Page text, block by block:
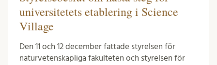
universitetets etablering i Science
Village
Den 11 och 12 december fattade styrelsen för
naturvetenskapliga fakulteten och styrelsen för